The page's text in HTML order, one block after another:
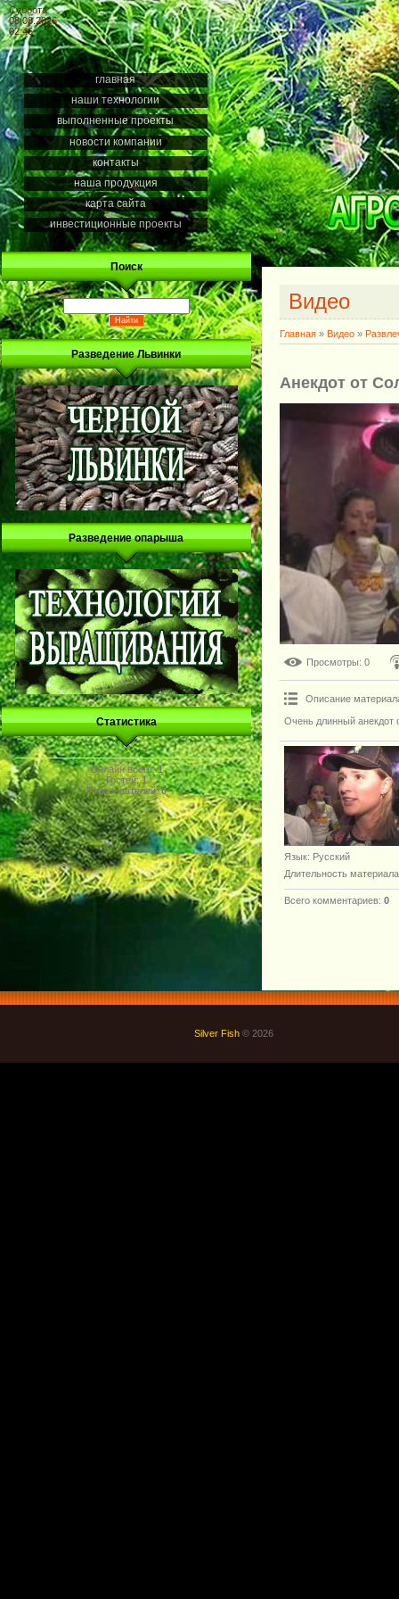
Суббота
08.08.2026
02:46
главная
наши технологии
выполненные проекты
новости компании
контакты
наша продукция
карта сайта
инвестиционные проекты
Поиск
Разведение Львинки
Разведение опарыша
Статистика
Онлайн всего:1
Гостей:1
Пользователей:0
Видео
Главная » Видео »
Анекдот от
Просмотры: 0
Описание
Очень длинный анекдот
Язык: Русский
Длительность материала
Всего комментариев: 0
Silver Fish © 2026